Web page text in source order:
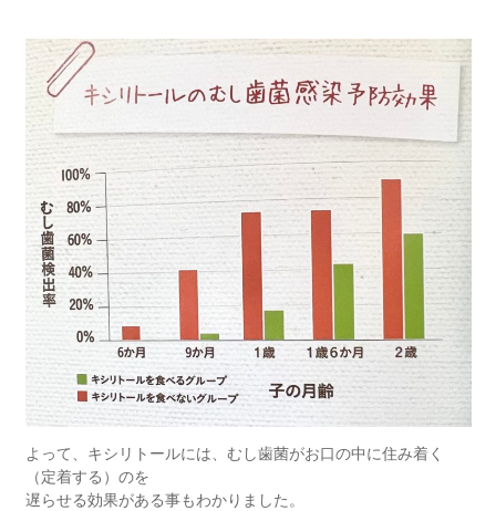
よって、キシリトールには、むし歯菌がお口の中に住み着く
（定着する）のを
遅らせる効果がある事もわかりました。